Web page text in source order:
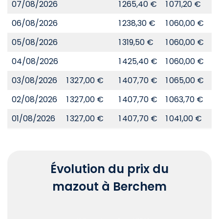
07/08/2026 1 265,40 € 1 071,20 €
06/08/2026
1 238,30 € 1 060,00 €
05/08/2026
1 319,50 € 1 060,00 €
04/08/2026
1 425,40 € 1 060,00 €
03/08/2026
1 327,00 € 1 407,70 € 1 065,00 €
02/08/2026
1 327,00 € 1 407,70 € 1 063,70 €
01/08/2026
1 327,00 € 1 407,70 € 1 041,00 €
Évolution du prix du
mazout à Berchem